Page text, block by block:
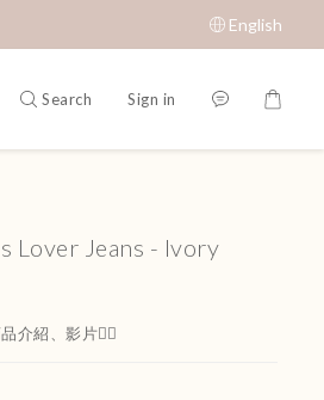
English
Search Sign in
Lover Jeans - Ivory
介紹、影片👇🏻